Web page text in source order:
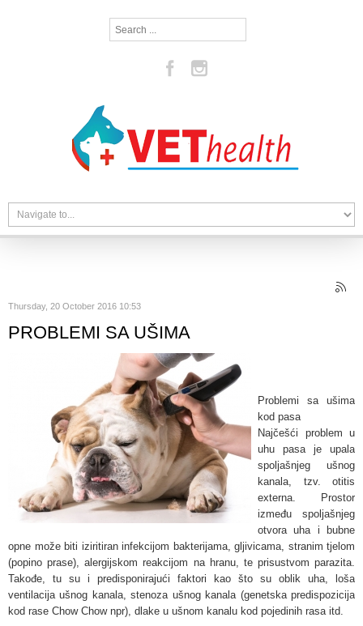
Search
...
Thursday, 20 October 2016 10:53
PROBLEMI SA UŠIMA
Problemi sa ušima
kod pasa
Najčešći problem u
uhu pasa je upala
spoljašnjeg ušnog
kanala, tzv. otitis
externa. Prostor
između spoljašnjeg
otvora uha i bubne
opne može biti iziritiran infekcijom bakterijama, gljivicama, stranim tjelom
(popino prase), alergijskom reakcijom na hranu, te prisustvom parazita.
Takođe, tu su i predisponirajući faktori kao što su oblik uha, loša
ventilacija ušnog kanala, stenoza ušnog kanala (genetska predispozicija
kod rase Chow Chow npr), dlake u ušnom kanalu kod pojedinih rasa itd.